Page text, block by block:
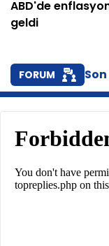
ABD'de
geldi
FORUM